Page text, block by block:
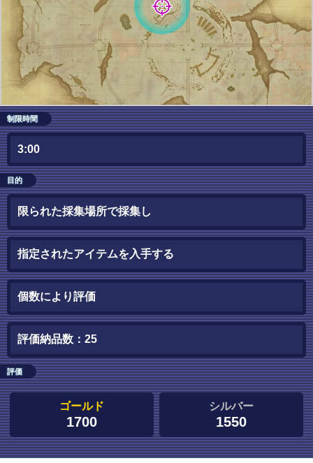
制限時間
3:00
目的
限られた採集場所で採集し
指定されたアイテムを入手する
個数により評価
評価納品数：25
評価
ゴールド
1700
シルバー
1550